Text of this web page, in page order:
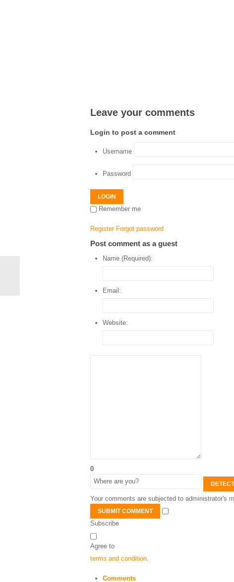
Leave your comments
Login to post a comment
Username
Password
LOGIN
Remember me
Register Forgot password
Post comment as a guest
Name (Required):
Email:
Website:
0
Your comments are subjected to administrator's
SUBMIT COMMENT
Subscribe
Agree to
terms and condition
Comments